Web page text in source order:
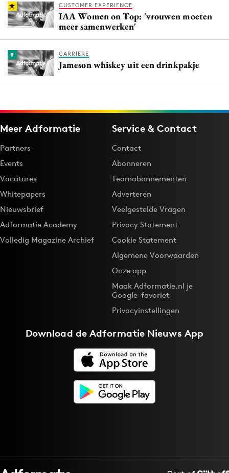
CUSTOMER EXPERIENCE
IAA Women on Top: 'vrouwen moeten
meer samenwerken'
CARRIERE
Jameson whiskey uit een drinkpakje
Meer Adformatie
Partners
Events
Vacatures
Whitepapers
Nieuwsbrief
Adformatie Academy
Volledig Magazine Archief
Service & Contact
Contact
Abonneren
Teamabonnementen
Adverteren
Veelgestelde Vragen
Privacy Statement
Cookie Statement
Algemene Voorwaarden
Onze app
Maak Adformatie.nl je
Google-favoriet
Privacyinstellingen
Download deAdformatie Nieuws App